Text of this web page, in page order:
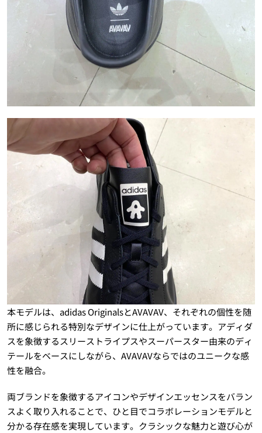
本モデルは、adidas OriginalsとAVAVAV、それぞれの個性を随
所に感じられる特別なデザインに仕上がっています。アディダ
スを象徴するスリーストライプスやスーパースター由来のディ
テールをベースにしながら、AVAVAVならではのユニークな感
性を融合。
両ブランドを象徴するアイコンやデザインエッセンスをバラン
スよく取り入れることで、ひと目でコラボレーションモデルと
分かる存在感を実現しています。クラシックな魅力と遊び心が